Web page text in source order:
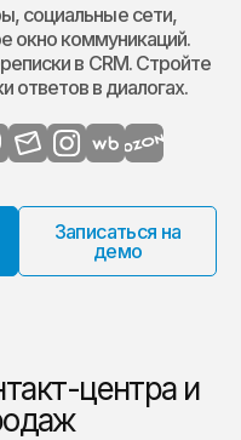
социальные сети,
окно коммуникаций.
в CRM. Стройте
ответов в диалогах.
Записаться на
демо
центра и